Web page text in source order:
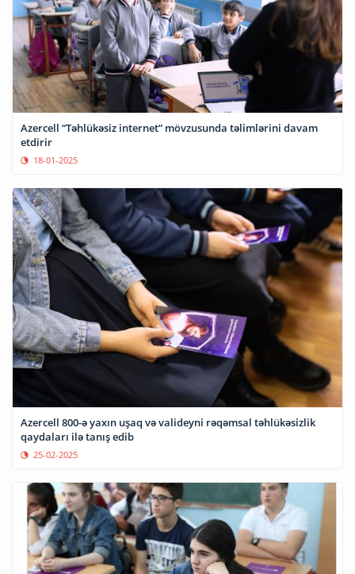
Azercell “Təhlükəsiz internet” mövzusunda təlimlərini davam
etdirir
18-01-2025
Azercell 800-ə yaxın uşaq və valideyni rəqəmsal təhlükəsizlik
qaydaları ilə tanış edib
25-02-2025